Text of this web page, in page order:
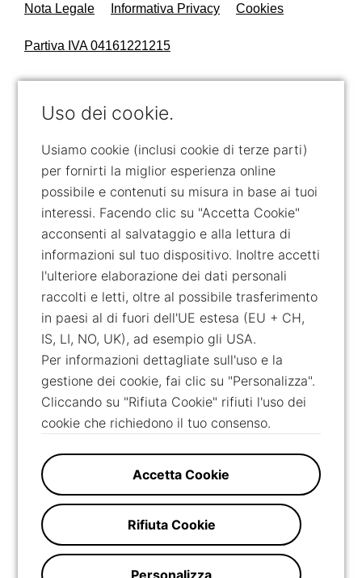
Uso dei cookie.
Usiamo cookie (inclusi cookie di terze parti)
per fornirti la miglior esperienza online
possibile e contenuti su misura in base ai tuoi
interessi. Facendo clic su "Accetta Cookie"
acconsenti al salvataggio e alla lettura di
informazioni sul tuo dispositivo. Inoltre accetti
l'ulteriore elaborazione dei dati personali
raccolti e letti, oltre al possibile trasferimento
in paesi al di fuori dell'UE estesa (EU + CH,
IS, LI, NO, UK), ad esempio gli USA.
Per informazioni dettagliate sull'uso e la
gestione dei cookie, fai clic su "Personalizza".
Cliccando su "Rifiuta Cookie" rifiuti l'uso dei
cookie che richiedono il tuo consenso.
Personalizza
Rifiuta Cookie
Accetta Cookie
Nota Legale Informativa Privacy Cookies
Partiva IVA 04161221215